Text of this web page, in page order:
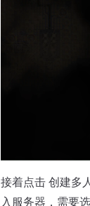
接着点击 创建多
入服务器，需要选